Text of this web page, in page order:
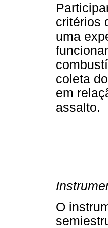
critérios
uma
coleta
em
assalto.
O